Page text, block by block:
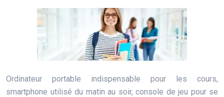
Ordinateur portable indispensable pour les cours,
smartphone utilisé du matin au soir, console de jeu pour se